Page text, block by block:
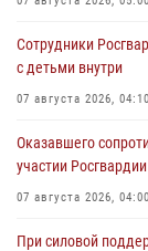
Сотрудники
с детьми внутри
07 августа 2026, 04:10
Оказавшего
участии
07 августа 2026, 04:00
При силовой